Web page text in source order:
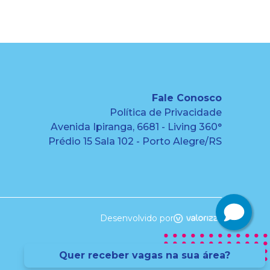
Quer receber vagas na sua área?
Fale Conosco
Política de Privacidade
Avenida Ipiranga, 6681 - Living 360°
Prédio 15 Sala 102 - Porto Alegre/RS
Desenvolvido por